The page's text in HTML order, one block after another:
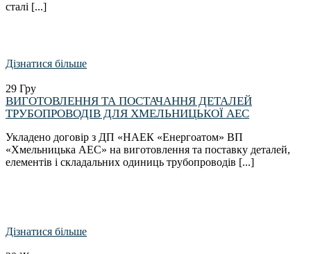
сталі [...]
Дізнатися більше
29 Гру
ВИГОТОВЛЕННЯ ТА ПОСТАЧАННЯ ДЕТАЛЕЙ
ТРУБОПРОВОДІВ ДЛЯ ХМЕЛЬНИЦЬКОЇ АЕС
Укладено договір з ДП «НАЕК «Енергоатом» ВП
«Хмельницька АЕС» на виготовлення та поставку деталей,
елементів і складальних одиниць трубопроводів [...]
Дізнатися більше